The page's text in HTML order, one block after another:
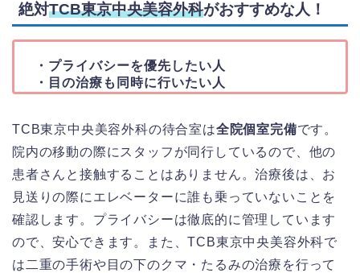
絶対TCB東京中央美容外科がおすすめな人！
・プライバシーを優先したい人
・目の治療も同時に行いたい人
TCB東京中央美容外科の待合室は全院個室完備です。
院内の移動の際にスタッフが同行しているので、他の
患者さんと接触することはありません。治療後は、お
見送りの際にエレベーターに誰も乗っていないことを
確認します。プライバシーは徹底的に管理しています
ので、安心できます。また、TCB東京中央美容外科で
は二重の手術や目の下のクマ・たるみの治療を行って